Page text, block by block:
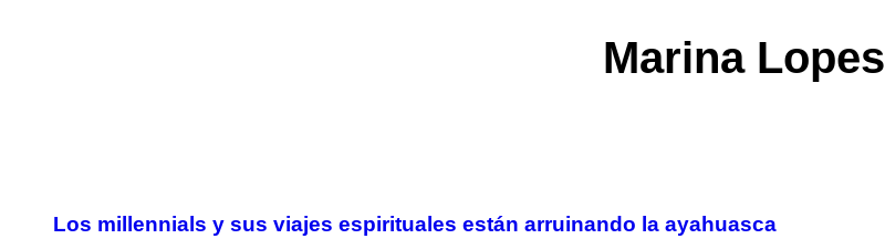
Marina Lopes
POSTS
Los millennials y sus viajes espirituales están arruinando la ayahuasca